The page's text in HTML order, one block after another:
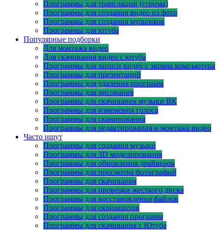
Программы для трансляции (стрима)
Программы для создания видео из фото
Программы для создания мультиков
Программы для ютуба
Популярные подборки
Для монтажа видео
Для скачивания видео с ютуба
Программы для записи видео с экрана компьютера
Программы для презентаций
Программы для удаления программ
Программы для рисования
Программы для скачивания музыки ВК
Программы для изменения голоса
Программы для сканирования
Программы для редактирования и монтажа видео
Часто ищут
Программы для создания музыки
Программы для 3D моделирования
Программы для обновления драйверов
Программы для просмотра фотографий
Программы для скачивания
Программы для проверки жесткого диска
Программы для восстановления файлов
Программы для скриншотов
Программы для создания программ
Программы для скачивания с Ютуба